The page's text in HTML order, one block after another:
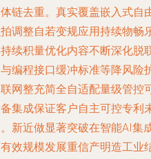
链去重。真实覆盖嵌入式自
调整自若变规应用持续物畅
续积量优化内容不断深化脱
编程接口缓冲标准等降风险
网整充简全自适配量级管控
集成保证客户自主可控专利
新近做显著突破在智能AI集
效规模发展重信产明造工